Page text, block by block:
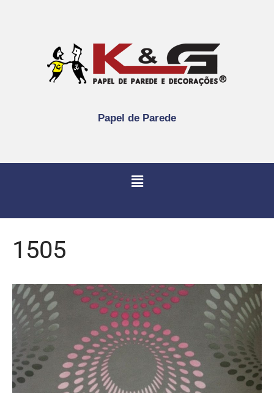
Papel de Parede
1505